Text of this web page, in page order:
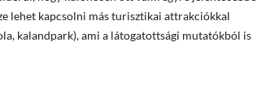
lehet kapcsolni más turisztikai attrakciókkal
kalandpark), ami a látogatottsági mutatókból is